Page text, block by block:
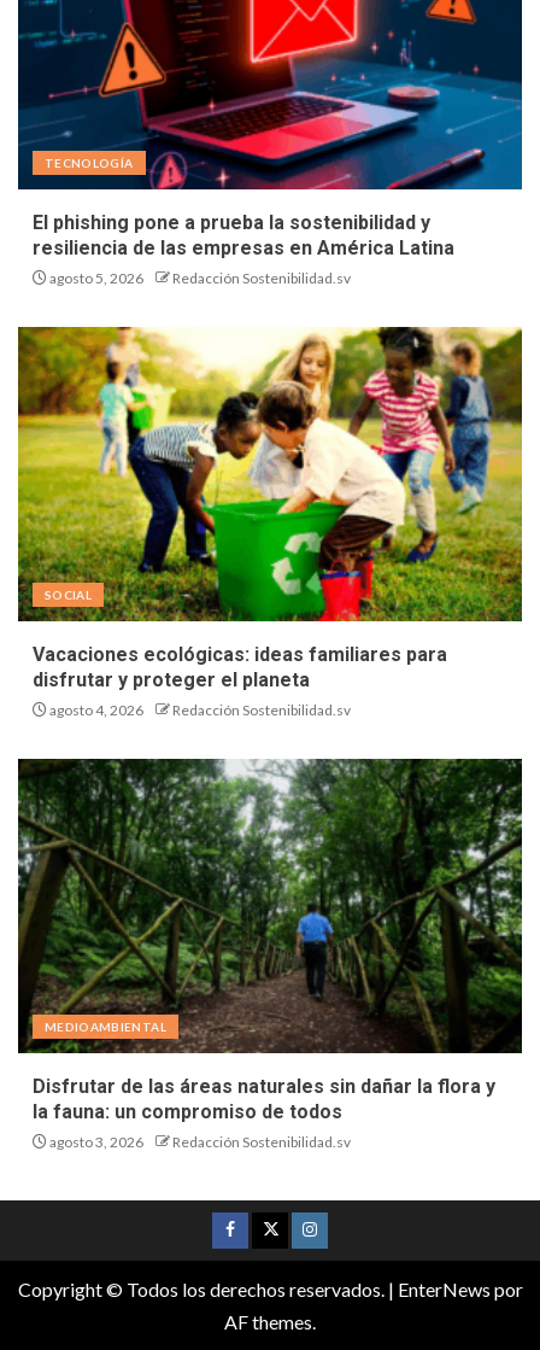
TECNOLOGÍA
El phishing pone a prueba la sostenibilidad y
resiliencia de las empresas en América Latina
agosto 5, 2026 Redacción Sostenibilidad.sv
SOCIAL
Vacaciones ecológicas: ideas familiares para
disfrutar y proteger el planeta
agosto 4, 2026 Redacción Sostenibilidad.sv
MEDIOAMBIENTAL
Disfrutar de las áreas naturales sin dañar la flora y
la fauna: un compromiso de todos
agosto 3, 2026 Redacción Sostenibilidad.sv
Copyright © Todos los derechos reservados. | EnterNews por
AF themes.